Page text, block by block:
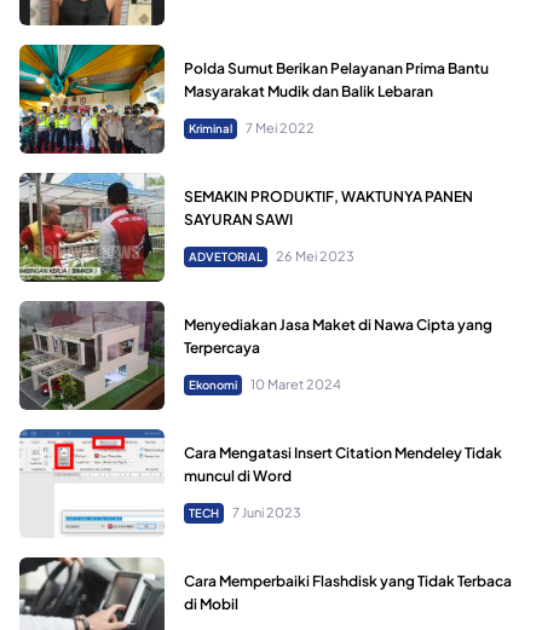
Polda Sumut Berikan Pelayanan Prima Bantu
Masyarakat Mudik dan Balik Lebaran
Kriminal 7 Mei 2022
SEMAKIN PRODUKTIF, WAKTUNYA PANEN
SAYURAN SAWI
ADVETORIAL 26 Mei 2023
Menyediakan Jasa Maket di Nawa Cipta yang
Terpercaya
Ekonomi 10 Maret 2024
Cara Mengatasi Insert Citation Mendeley Tidak
muncul di Word
TECH 7 Juni 2023
Cara Memperbaiki Flashdisk yang Tidak Terbaca
di Mobil